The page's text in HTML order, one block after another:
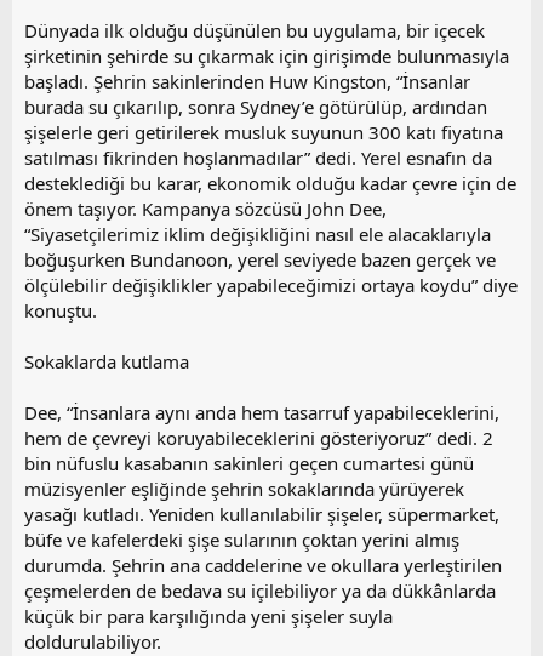
Dünyada ilk olduğu düşünülen bu uygulama, bir içecek
şirketinin şehirde su çıkarmak için girişimde bulunmasıyla
başladı. Şehrin sakinlerinden Huw Kingston, “İnsanlar
burada su çıkarılıp, sonra Sydney’e götürülüp, ardından
şişelerle geri getirilerek musluk suyunun 300 katı fiyatına
satılması fikrinden hoşlanmadılar” dedi. Yerel esnafın da
desteklediği bu karar, ekonomik olduğu kadar çevre için de
önem taşıyor. Kampanya sözcüsü John Dee,
“Siyasetçilerimiz iklim değişikliğini nasıl ele alacaklarıyla
boğuşurken Bundanoon, yerel seviyede bazen gerçek ve
ölçülebilir değişiklikler yapabileceğimizi ortaya koydu” diye
konuştu.
Sokaklarda kutlama
Dee, “İnsanlara aynı anda hem tasarruf yapabileceklerini,
hem de çevreyi koruyabileceklerini gösteriyoruz” dedi. 2
bin nüfuslu kasabanın sakinleri geçen cumartesi günü
müzisyenler eşliğinde şehrin sokaklarında yürüyerek
yasağı kutladı. Yeniden kullanılabilir şişeler, süpermarket,
büfe ve kafelerdeki şişe sularının çoktan yerini almış
durumda. Şehrin ana caddelerine ve okullara yerleştirilen
çeşmelerden de bedava su içilebiliyor ya da dükkânlarda
küçük bir para karşılığında yeni şişeler suyla
doldurulabiliyor.